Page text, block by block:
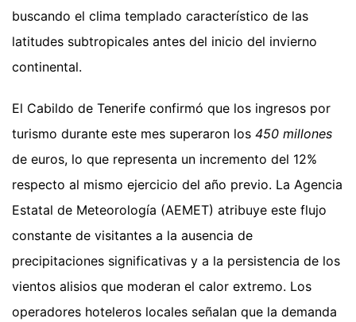
buscando el clima templado característico de las
latitudes subtropicales antes del inicio del invierno
continental.
El Cabildo de Tenerife confirmó que los ingresos por
turismo durante este mes superaron los 450 millones
de euros, lo que representa un incremento del 12%
respecto al mismo ejercicio del año previo. La Agencia
Estatal de Meteorología (AEMET) atribuye este flujo
constante de visitantes a la ausencia de
precipitaciones significativas y a la persistencia de los
vientos alisios que moderan el calor extremo. Los
operadores hoteleros locales señalan que la demanda